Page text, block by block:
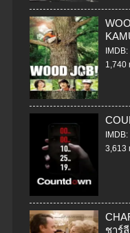
IMDB:
1,740
IMDB:
3,613
ชาร์